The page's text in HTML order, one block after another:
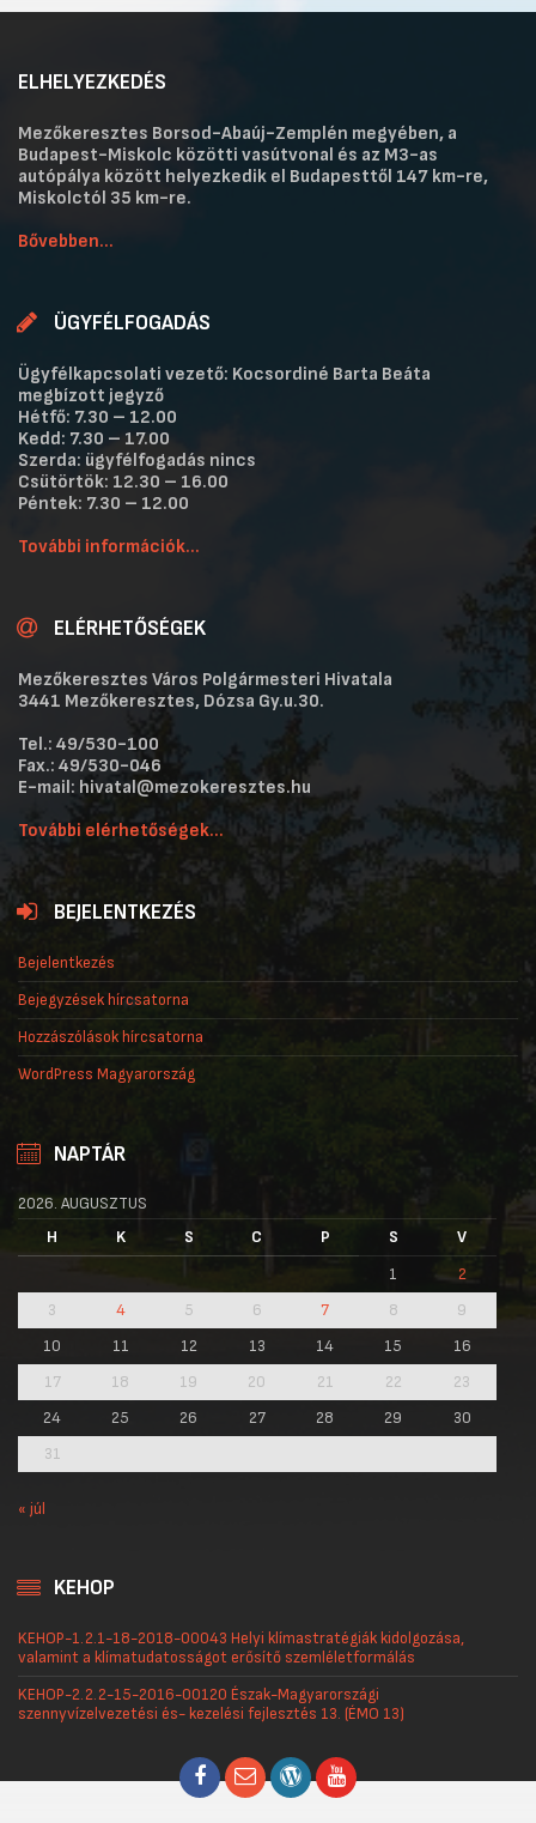
ELHELYEZKEDÉS
Mezőkeresztes Borsod-Abaúj-Zemplén megyében, a
Budapest-Miskolc közötti vasútvonal és az M3-as
autópálya között helyezkedik el Budapesttől 147 km-re,
Miskolctól 35 km-re.
Bővebben...
ÜGYFÉLFOGADÁS
Ügyfélkapcsolati vezető: Kocsordiné Barta Beáta
megbízott jegyző
Hétfő: 7.30 – 12.00
Kedd: 7.30 – 17.00
Szerda: ügyfélfogadás nincs
Csütörtök: 12.30 – 16.00
Péntek: 7.30 – 12.00
További információk...
ELÉRHETŐSÉGEK
Mezőkeresztes Város Polgármesteri Hivatala
3441 Mezőkeresztes, Dózsa Gy.u.30.
Tel.: 49/530-100
Fax.: 49/530-046
E-mail: hivatal@mezokeresztes.hu
További elérhetőségek...
BEJELENTKEZÉS
Bejelentkezés
Bejegyzések hírcsatorna
Hozzászólások hírcsatorna
WordPress Magyarország
NAPTÁR
2026. AUGUSZTUS
H
K S C P S
V
1
2
3
4 5 6 7 8
9
10
11 12 13 14 15
16
17
18 19 20 21 22
23
24
25 26 27 28 29
30
31
« júl
KEHOP
KEHOP-1.2.1-18-2018-00043 Helyi klímastratégiák kidolgozása,
valamint a klímatudatosságot erősítő szemléletformálás
KEHOP-2.2.2-15-2016-00120 Észak-Magyarországi
szennyvízelvezetési és- kezelési fejlesztés 13. (ÉMO 13)